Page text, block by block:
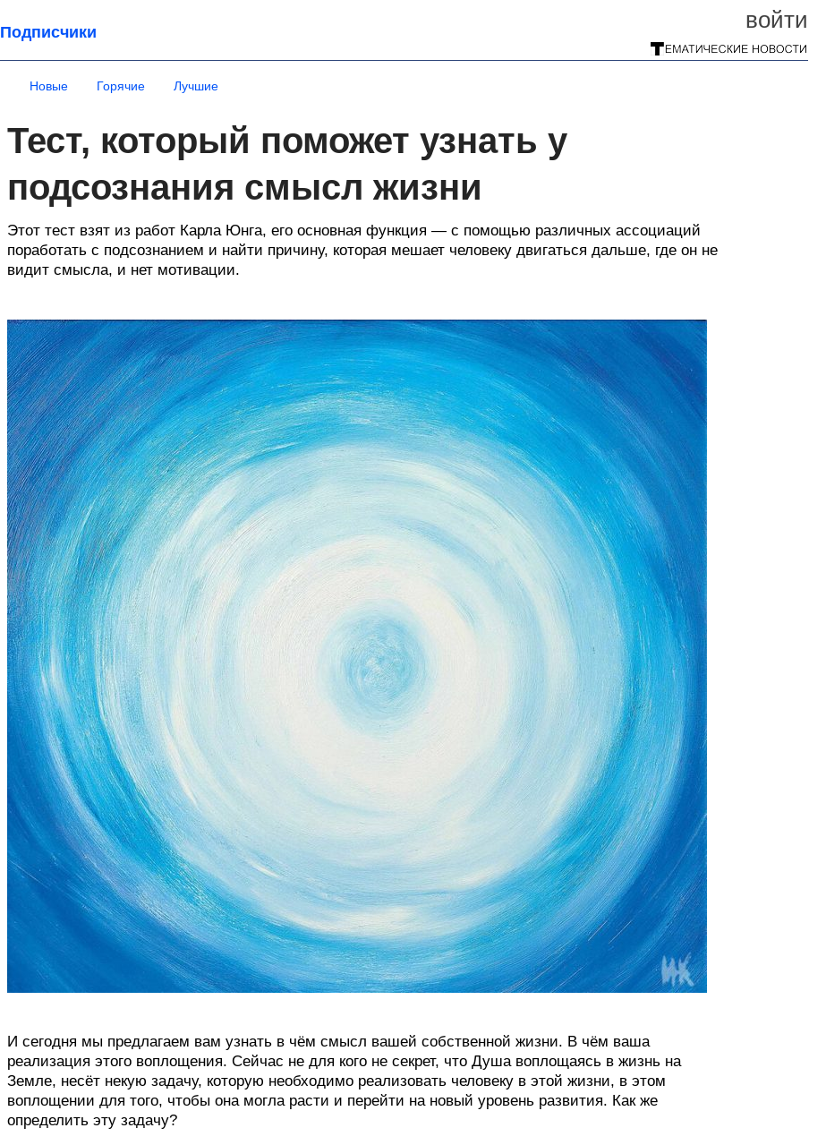
войти
Подписчики
Новые Горячие Лучшие
Тест, который поможет узнать у
подсознания смысл жизни
Этот тест взят из работ Карла Юнга, его основная функция — с помощью различных ассоциаций
поработать с подсознанием и найти причину, которая мешает человеку двигаться дальше, где он не
видит смысла, и нет мотивации.
И сегодня мы предлагаем вам узнать в чём смысл вашей собственной жизни. В чём ваша
реализация этого воплощения. Сейчас не для кого не секрет, что Душа воплощаясь в жизнь на
Земле, несёт некую задачу, которую необходимо реализовать человеку в этой жизни, в этом
воплощении для того, чтобы она могла расти и перейти на новый уровень развития. Как же
определить эту задачу?